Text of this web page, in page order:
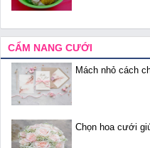
CẨM NANG CƯỚI
Mách nhỏ cách
Chọn hoa cưới